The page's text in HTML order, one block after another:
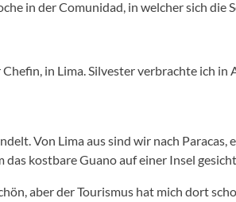
in der Comunidad, in welcher sich die
in Lima. Silvester verbrachte ich
Von Lima aus sind wir nach
kostbare Guano auf einer Insel
aber der Tourismus hat mich dort